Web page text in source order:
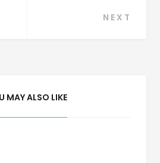
NEXT
MAY ALSO LIKE